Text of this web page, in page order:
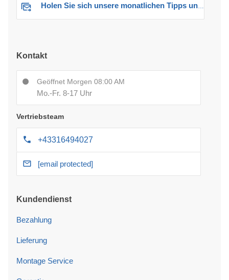
Holen Sie sich unsere monatlichen Tipps und Angebote
Kontakt
Geöffnet Morgen 08:00 AM
Mo.-Fr. 8-17 Uhr
Vertriebsteam
+43316494027
[email protected]
Kundendienst
Bezahlung
Lieferung
Montage Service